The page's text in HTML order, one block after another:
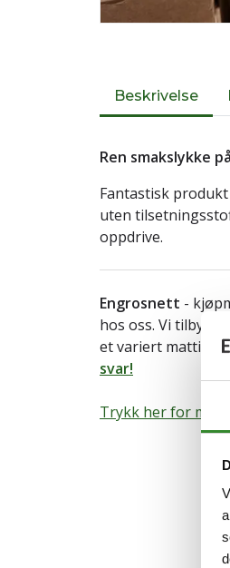
Beskrivelse
Ren smakslykke
Fantastisk
uten
oppdrive.
Engrosnett -
hos oss. Vi tilbyr
et variert
svar!
Trykk her for mer